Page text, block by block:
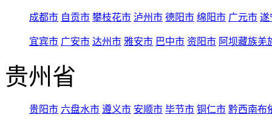
成都市 自贡市 攀枝花市 泸州市 德阳市 绵阳市 广元市 遂
宜宾市 广安市 达州市 雅安市 巴中市 资阳市 阿坝藏族羌
贵州省
贵阳市 六盘水市 遵义市 安顺市 毕节市 铜仁市 黔西南布